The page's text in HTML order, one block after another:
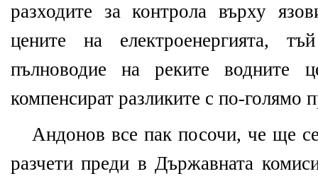
разходите за контрола върху
цените на електроенергията,
пълноводие на реките водните
компенсират разликите с по-голямо
Андонов все пак посочи, че ще
разчети преди в Държавната